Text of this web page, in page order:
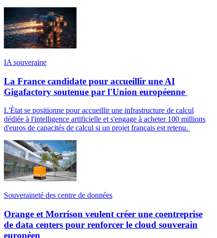
IA souveraine
La France candidate pour accueillir une AI
Gigafactory soutenue par l'Union européenne
L'État se positionne pour accueillir une infrastructure de calcul
dédiée à l'intelligence artificielle et s'engage à acheter 100 millions
d'euros de capacités de calcul si un projet français est retenu.
Souveraineté des centre de données
Orange et Morrison veulent créer une coentreprise
de data centers pour renforcer le cloud souverain
européen